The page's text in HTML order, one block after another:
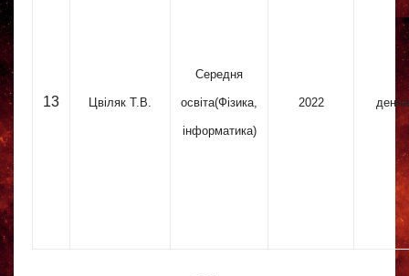
13 Цвіляк Т.В.
Середня
освіта(Фізика,
інформатика)
2022 денна